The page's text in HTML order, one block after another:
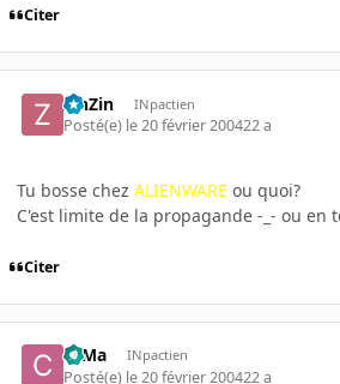
Citer
ZinZin INpactien
Posté(e) le 20 février 200422 a
Tu bosse chez ALIENWARE ou quoi?
C'est limite de la propagande -_- ou en
Citer
c0Ma INpactien
Posté(e) le 20 février 200422 a